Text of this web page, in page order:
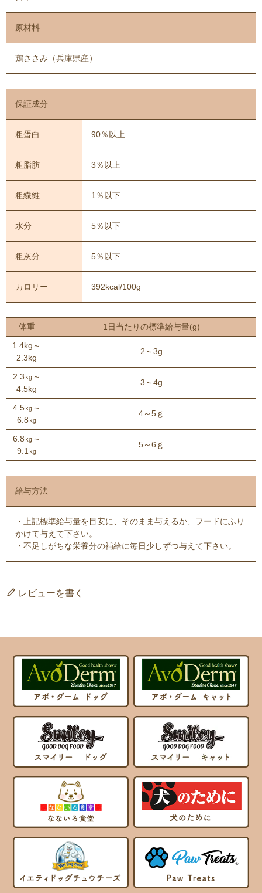
原材料
鶏ささみ（兵庫県産）
保証成分
粗蛋白 90％以上
粗脂肪 3％以上
粗繊維 1％以下
水分 5％以下
粗灰分 5％以下
カロリー 392kcal/100g
体重
1日当たりの標準給与量(g)
1.4kg～
2.3kg
2～3g
2.3㎏～
4.5kg
3～4g
4.5㎏～
6.8㎏
4～5ｇ
6.8㎏～
9.1㎏
5～6ｇ
給与方法
・上記標準給与量を目安に、そのまま与えるか、フードにふり
かけて与えて下さい。
・不足しがちな栄養分の補給に毎日少しずつ与えて下さい。
レビューを書く